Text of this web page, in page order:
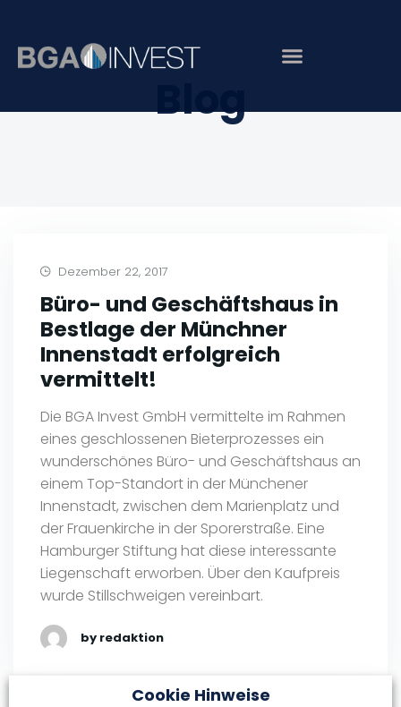
Blog
Dezember 22, 2017
Büro- und Geschäftshaus in
Bestlage der Münchner
Innenstadt erfolgreich
vermittelt!
Die BGA Invest GmbH vermittelte im Rahmen
eines geschlossenen Bieterprozesses ein
wunderschönes Büro- und Geschäftshaus an
einem Top-Standort in der Münchener
Innenstadt, zwischen dem Marienplatz und
der Frauenkirche in der Sporerstraße. Eine
Hamburger Stiftung hat diese interessante
Liegenschaft erworben. Über den Kaufpreis
wurde Stillschweigen vereinbart.
by redaktion
Cookie Hinweise